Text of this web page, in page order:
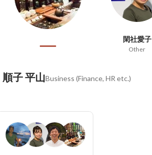
閑社愛子
Other
順子 平山Business (Finance, HR etc.)